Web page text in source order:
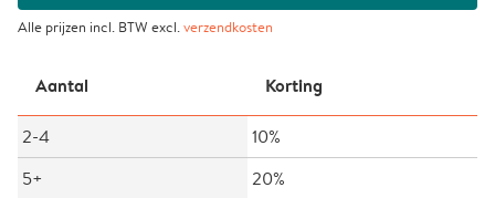
Alle prijzen incl. BTW excl.verzendkosten
Aantal Korting
2-4
10%
5+
20%